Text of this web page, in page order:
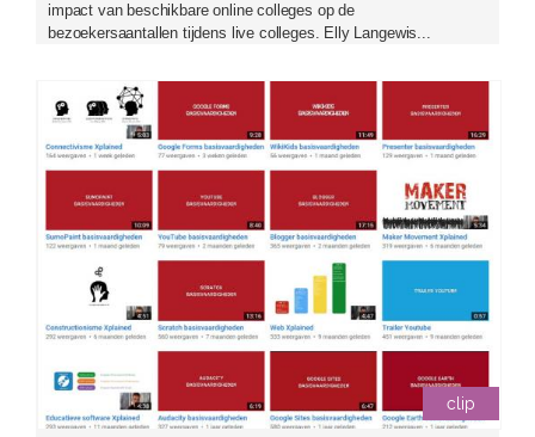
impact van beschikbare online colleges op de
bezoekersaantallen tijdens live colleges. Elly Langewis...
overzicht_clips_don_zuiderman.jpg
clip